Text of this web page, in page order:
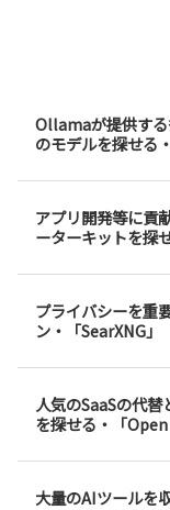
Ollamaが提供する
のモデルを探せる
アプリ開発等に貢
ーターキットを探
プライバシーを重
ン・「SearXNG」
人気のSaaSの代
を探せる・「Open
大量のAIツールを